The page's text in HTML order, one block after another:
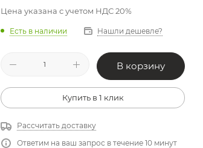
Цена указана с учетом НДС 20%
Есть в наличии Нашли дешевле?
В корзину
Купить в 1 клик
Рассчитать доставку
Ответим на ваш запрос в течение 10 минут